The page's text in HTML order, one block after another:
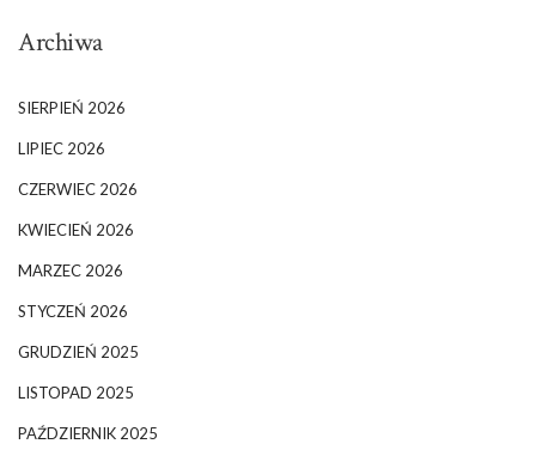
Archiwa
SIERPIEŃ 2026
LIPIEC 2026
CZERWIEC 2026
KWIECIEŃ 2026
MARZEC 2026
STYCZEŃ 2026
GRUDZIEŃ 2025
LISTOPAD 2025
PAŹDZIERNIK 2025